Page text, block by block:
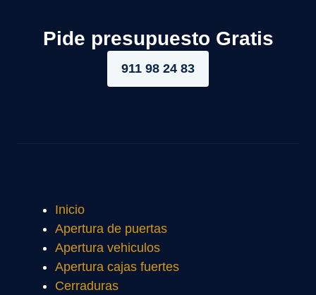
Pide presupuesto Gratis
911 98 24 83
Inicio
Apertura de puertas
Apertura vehiculos
Apertura cajas fuertes
Cerraduras